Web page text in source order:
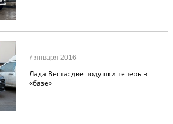
Лада Веста: две подушки теперь в
«базе»
7 января 2016